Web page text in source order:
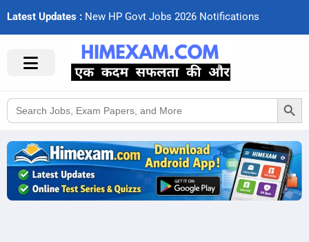
Latest Updates : New HP Govt Jobs 2026 Notifcations
Search
for:
Search Button